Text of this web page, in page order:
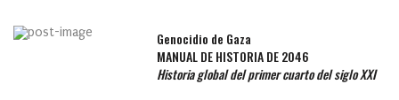
Genocidio de Gaza
MANUAL DE HISTORIA DE 2046
Historia global del primer cuarto del siglo XXI